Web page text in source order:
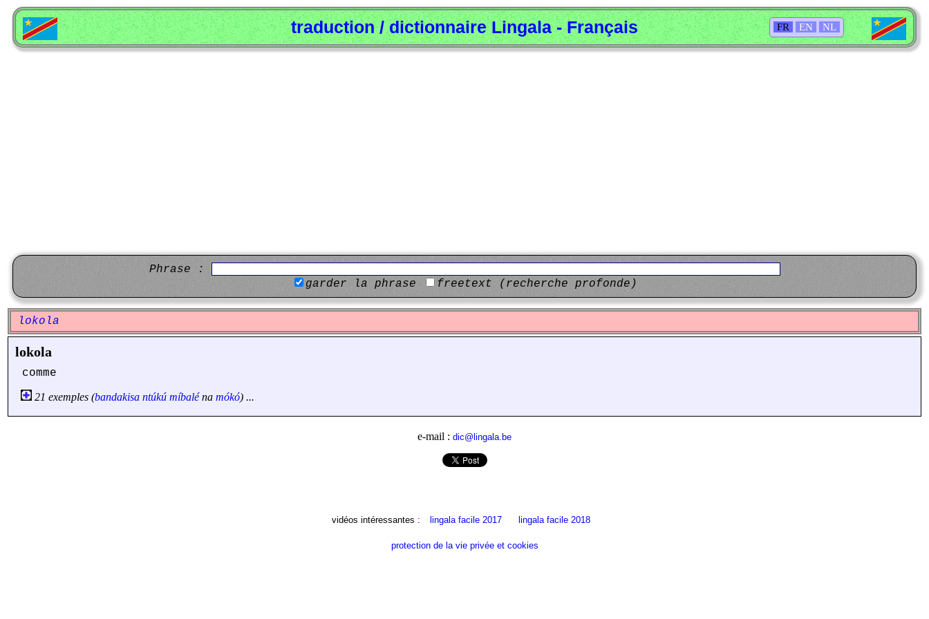
FR EN NL
traduction / dictionnaire Lingala - Français
Phrase :
garder la phrase
freetext (recherche profonde)
lokola
lokola
comme
21 exemples (bandakisa ntúkú míbaléna mókó) ...
e-mail : dic@lingala.be
vidéos intéressantes : lingala facile 2017 lingala facile 2018
protection de la vie privée et cookies